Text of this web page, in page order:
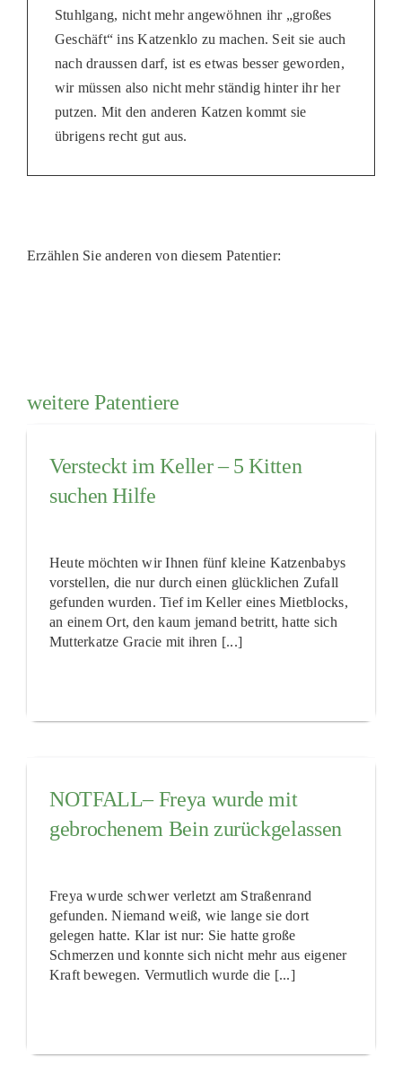
Stuhlgang, nicht mehr angewöhnen ihr „großes
Geschäft“ ins Katzenklo zu machen. Seit sie auch
nach draussen darf, ist es etwas besser geworden,
wir müssen also nicht mehr ständig hinter ihr her
putzen. Mit den anderen Katzen kommt sie
übrigens recht gut aus.
Erzählen Sie anderen von diesem Patentier:
weitere Patentiere
Versteckt im Keller – 5 Kitten
suchen Hilfe
Heute möchten wir Ihnen fünf kleine Katzenbabys
vorstellen, die nur durch einen glücklichen Zufall
gefunden wurden. Tief im Keller eines Mietblocks,
an einem Ort, den kaum jemand betritt, hatte sich
Mutterkatze Gracie mit ihren [...]
NOTFALL– Freya wurde mit
gebrochenem Bein zurückgelassen
Freya wurde schwer verletzt am Straßenrand
gefunden. Niemand weiß, wie lange sie dort
gelegen hatte. Klar ist nur: Sie hatte große
Schmerzen und konnte sich nicht mehr aus eigener
Kraft bewegen. Vermutlich wurde die [...]